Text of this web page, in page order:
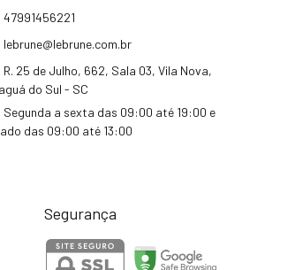
47991456221
lebrune@lebrune.com.br
R. 25 de Julho, 662, Sala 03, Vila Nova,
do Sul - SC
Segunda a sexta das 09:00 até 19:00 e
das 09:00 até 13:00
Segurança